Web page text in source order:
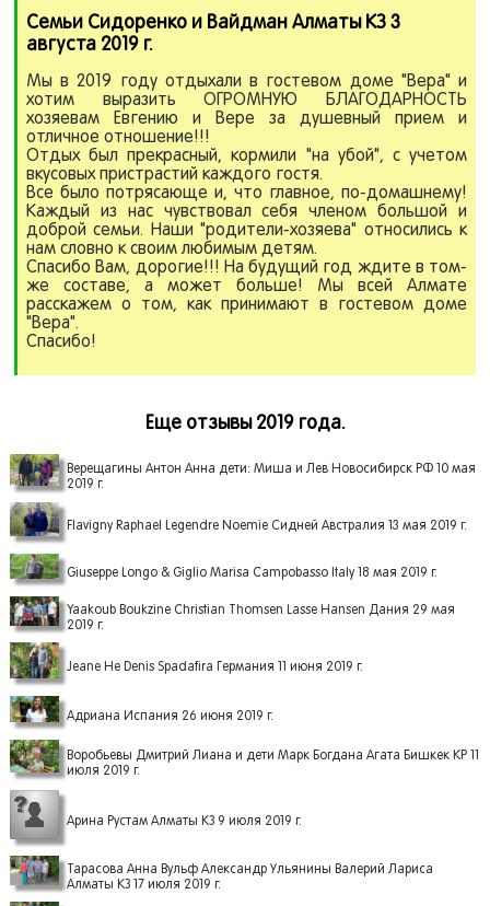
Семьи Сидоренко и Вайдман Алматы КЗ 3
августа 2019 г.
Мы в 2019 году отдыхали в гостевом доме "Вера" и
хотим выразить ОГРОМНУЮ БЛАГОДАРНОСТЬ
хозяевам Евгению и Вере за душевный прием и
отличное отношение!!!
Отдых был прекрасный, кормили "на убой", с учетом
вкусовых пристрастий каждого гостя.
Все было потрясающе и, что главное, по-домашнему!
Каждый из нас чувствовал себя членом большой и
доброй семьи. Наши "родители-хозяева" относились к
нам словно к своим любимым детям.
Спасибо Вам, дорогие!!! На будущий год ждите в том-
же составе, а может больше! Мы всей Алмате
расскажем о том, как принимают в гостевом доме
"Вера".
Спасибо!
Еще отзывы 2019 года.
Верещагины Антон Анна дети: Миша и Лев Новосибирск РФ 10 мая
2019 г.
Flavigny Raphael Legendre Noemie Сидней Австралия 13 мая 2019 г.
Giuseppe Longo & Giglio Marisa Campobasso Italy 18 мая 2019 г.
Yaakoub Boukzine Christian Thomsen Lasse Hansen Дания 29 мая
2019 г.
Jeane He Denis Spadafira Германия 11 июня 2019 г.
Адриана Испания 26 июня 2019 г.
Воробьевы Дмитрий Лиана и дети Марк Богдана Агата Бишкек КР 11
июля 2019 г.
Арина Рустам Алматы КЗ 9 июля 2019 г.
Тарасова Анна Вульф Александр Ульянины Валерий Лариса
Алматы КЗ 17 июля 2019 г.